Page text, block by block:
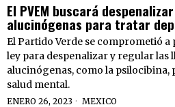
El PVEM buscará
alucinógenas para tratar
El Partido Verde se comprometió
ley para despenalizar y regular las
alucinógenas, como la psilocibina,
salud mental.
ENERO 26, 2023 MEXICO